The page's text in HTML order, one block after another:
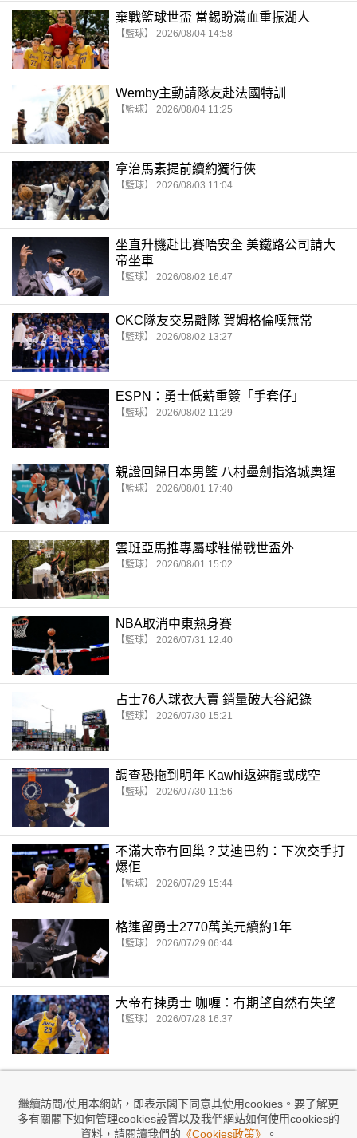
繼續訪問/使用本網站，即表示閣下同意其使用cookies。要了解更
多有關閣下如何管理cookies設置以及我們網站如何使用cookies的
資料，請閱讀我們的 《Cookies政策》 。
棄戰籃球世盃 當錫盼滿血重振湖人
【籃球】 2026/08/04 14:58
Wemby主動請隊友赴法國特訓
【籃球】 2026/08/04 11:25
拿治馬素提前續約獨行俠
【籃球】 2026/08/03 11:04
坐直升機赴比賽唔安全 美鐵路公司請大
帝坐車
【籃球】 2026/08/02 16:47
OKC隊友交易離隊 賀姆格倫嘆無常
【籃球】 2026/08/02 13:27
ESPN：勇士低薪重簽「手套仔」
【籃球】 2026/08/02 11:29
親證回歸日本男籃 八村壘劍指洛城奧運
【籃球】 2026/08/01 17:40
雲班亞馬推專屬球鞋備戰世盃外
【籃球】 2026/08/01 15:02
NBA取消中東熱身賽
【籃球】 2026/07/31 12:40
占士76人球衣大賣 銷量破大谷紀錄
【籃球】 2026/07/30 15:21
調查恐拖到明年 Kawhi返速龍或成空
【籃球】 2026/07/30 11:56
不滿大帝冇回巢？艾迪巴約：下次交手打
爆佢
【籃球】 2026/07/29 15:44
格連留勇士2770萬美元續約1年
【籃球】 2026/07/29 06:44
大帝冇揀勇士 咖喱：冇期望自然冇失望
【籃球】 2026/07/28 16:37